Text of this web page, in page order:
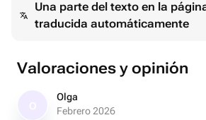
Una parte del texto en la
traducida automáticamente
Valoraciones y opinión
Olga
Febrero 2026